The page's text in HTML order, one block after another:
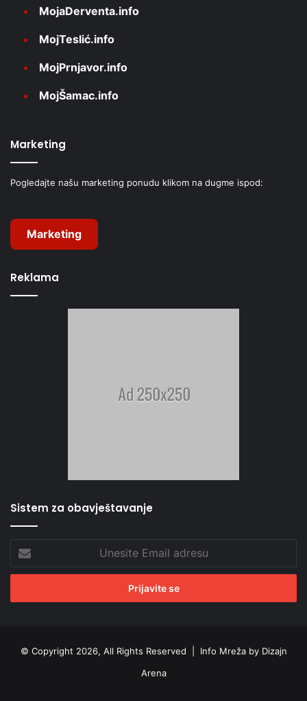
MojaDerventa.info
MojTeslić.info
MojPrnjavor.info
MojŠamac.info
Marketing
Pogledajte našu marketing ponudu klikom na dugme ispod:
Marketing
Reklama
Sistem za obavještavanje
Email
adresu
© Copyright 2026, All Rights Reserved | Info Mreža by Dizajn
Arena